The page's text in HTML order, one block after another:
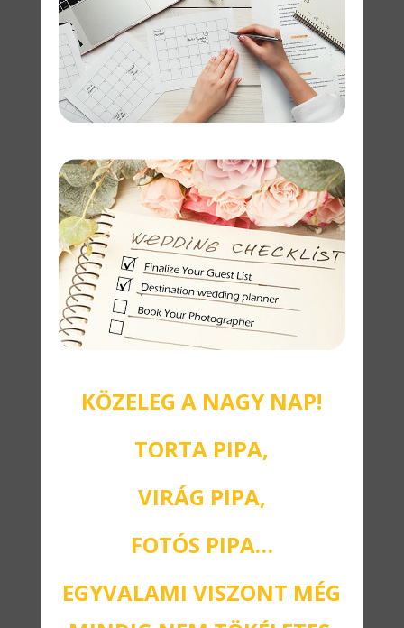
KÖZELEG A NAGY NAP!
TORTA PIPA,
VIRÁG PIPA,
FOTÓS PIPA…
EGYVALAMI VISZONT MÉG